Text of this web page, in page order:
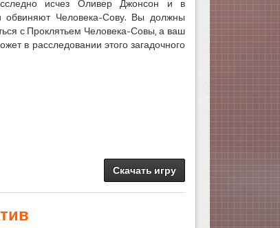
исчез Оливер Джонсон и в
обвиняют Человека-Сову. Вы должны
с Проклятьем Человека-Совы, а ваш
в расследовании этого загадочного
Скачать игру